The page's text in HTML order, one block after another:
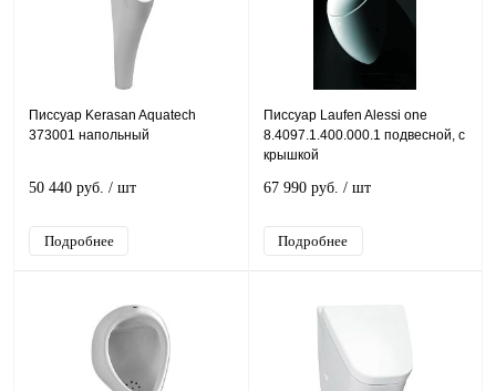
Писсуар Kerasan Aquatech
373001 напольный
50 440 руб. / шт
Подробнее
Писсуар Laufen Alessi one
8.4097.1.400.000.1 подвесной, с
крышкой
67 990 руб. / шт
Подробнее